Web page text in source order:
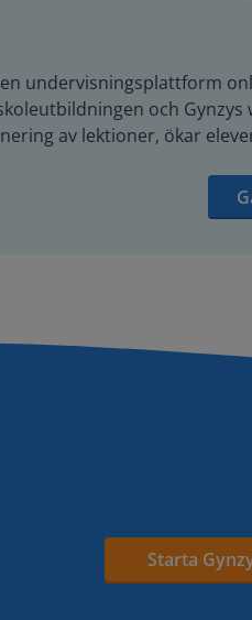
undervisningsplattform
och
av lektioner, ökar
Starta